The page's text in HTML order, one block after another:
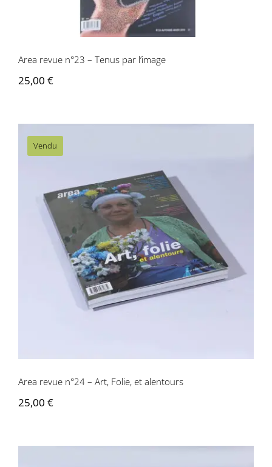
Area revue n°23 – Tenus par l’image
25,00 €
Vendu
Area revue n°24 – Art, Folie, et
alentours
Area revue n°24 – Art, Folie, et alentours
25,00 €